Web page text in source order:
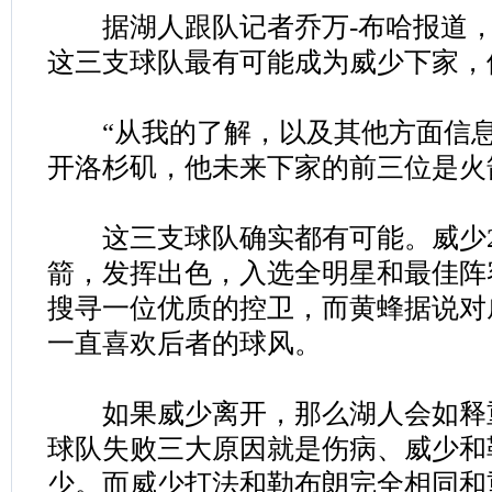
据湖人跟队记者乔万-布哈报道，
这三支球队最有可能成为威少下家
“从我的了解，以及其他方面信
开洛杉矶，他未来下家的前三位是
这三支球队确实都有可能。威少
箭，发挥出色，入选全明星和最佳
搜寻一位优质的控卫，而黄蜂据说
一直喜欢后者的球风。
如果威少离开，那么湖人会如释
球队失败三大原因就是伤病、威少
少。而威少打法和勒布朗完全相同